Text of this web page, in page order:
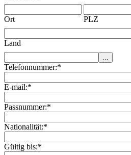
Ort PLZ
Land
Telefonnummer:*
E-mail:*
Passnummer:*
Nationalität:*
Gültig bis:*